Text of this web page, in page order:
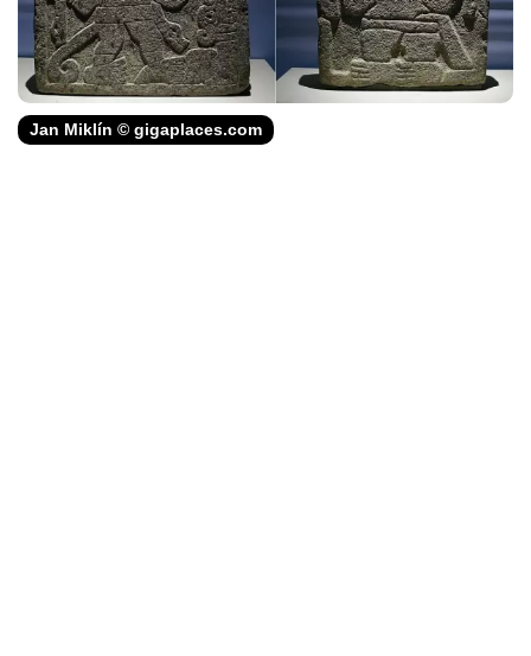
Jan Miklín © gigaplaces.com